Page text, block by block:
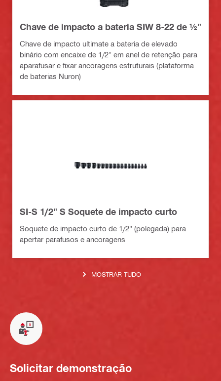
Chave de impacto a bateria SIW 8-22 de ½"
Chave de impacto ultimate a bateria de elevado
binário com encaixe de 1/2" em anel de retenção para
aparafusar e fixar ancoragens estruturais (plataforma
de baterias Nuron)
SI-S 1/2" S Soquete de impacto curto
Soquete de impacto curto de 1/2" (polegada) para
apertar parafusos e ancoragens
MOSTRAR TUDO
Solicitar demonstração